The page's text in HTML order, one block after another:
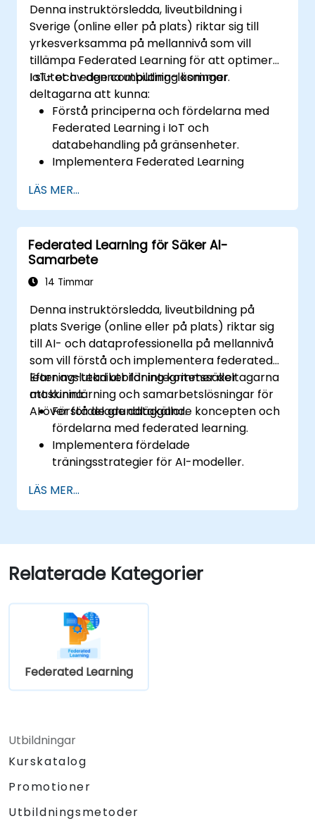
Denna instruktörsledda, liveutbildning i
Sverige (online eller på plats) riktar sig till
yrkesverksamma på mellannivå som vill
tillämpa Federated Learning för att optimera
IoT- och edge computing-lösningar.
I slutet av denna utbildning kommer
deltagarna att kunna:
Förstå principerna och fördelarna med
Federated Learning i IoT och
databehandling på gränsenheter.
Implementera Federated Learning
decentraliserad AI-bearbetning.
Minska latensen och förbättra
beslutsfattandet i realtid i
databehandlingsmiljöer på gränsenheter.
Hantera utmaningar relaterade till
datasekretess och
LÄS MER...
Federated Learning för Säker AI-
Samarbete
14 Timmar
Denna instruktörsledda, liveutbildning på
plats Sverige (online eller på plats) riktar sig
till AI- och dataprofessionella på mellannivå
som vill förstå och implementera federated
learning-tekniker för integritetssäker
maskininlärning och samarbetslösningar för
AI över fördelade datakällor.
Efter avslutad utbildning kommer deltagarna
att kunna:
Förstå de grundläggande koncepten och
fördelarna med federated learning.
Implementera fördelade
träningsstrategier för AI-modeller.
säker samarbete med känslig data.
Undersöka fallstudier och praktiska
hälso- och sjukvård och finans.
LÄS MER...
Relaterade Kategorier
Federated Learning
Utbildningar
Kurskatalog
Promotioner
Utbildningsmetoder